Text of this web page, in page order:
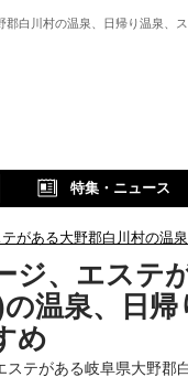
郡白川村の温泉、日帰り温泉、
特集・ニュース
がある大野郡白川村の温
ジ、エステ
温泉、日
め
ステがある岐阜県大野郡